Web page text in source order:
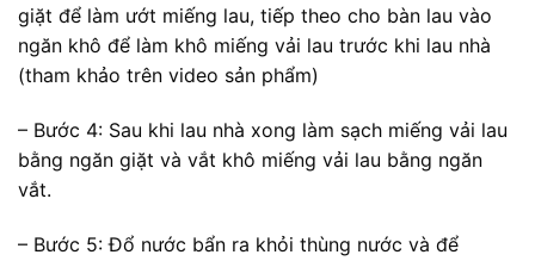
giặt để làm ướt miếng lau, tiếp theo cho bàn lau vào
ngăn khô để làm khô miếng vải lau trước khi lau nhà
(tham khảo trên video sản phẩm)
– Bước 4: Sau khi lau nhà xong làm sạch miếng vải lau
bằng ngăn giặt và vắt khô miếng vải lau bằng ngăn
vắt.
– Bước 5: Đổ nước bẩn ra khỏi thùng nước và để